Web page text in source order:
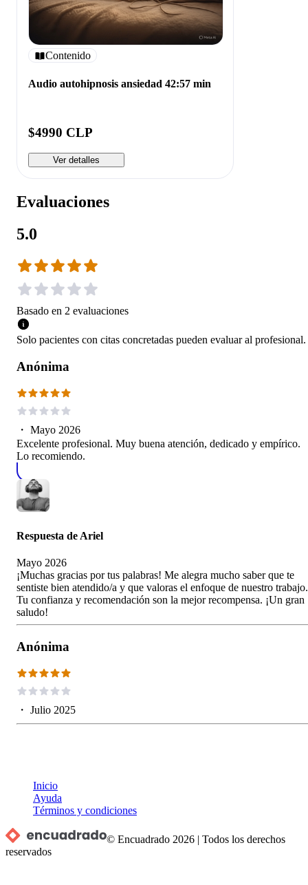
Contenido
Audio autohipnosis ansiedad 42:57 min
$4990 CLP
Ver detalles
Evaluaciones
5.0
Basado en 2 evaluaciones
Solo pacientes con citas concretadas pueden evaluar al profesional.
Anónima
・ Mayo 2026
Excelente profesional. Muy buena atención, dedicado y empírico.
Lo recomiendo.
Respuesta de Ariel
Mayo 2026
¡Muchas gracias por tus palabras! Me alegra mucho saber que te
sentiste bien atendido/a y que valoras el enfoque de nuestro trabajo.
Tu confianza y recomendación son la mejor recompensa. ¡Un gran
saludo!
Anónima
・ Julio 2025
Inicio
Ayuda
Términos y condiciones
© Encuadrado 2026 |Todos los derechos
reservados